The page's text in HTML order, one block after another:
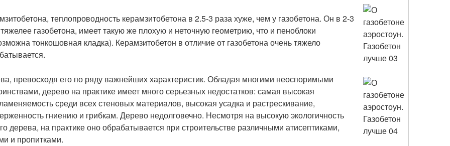
теплопроводность керамзитобетона в 2.5-3 раза хуже, чем у газобетона. Он в 2-3
газобетона, имеет такую же плохую и неточную геометрию, что и пеноблоки
тонкошовная кладка). Керамзитобетон в отличие от газобетона очень тяжело
превосходя его по ряду важнейших характеристик. Обладая многими неоспоримыми
дерево на практике имеет много серьезных недостатков: самая высокая
среди всех стеновых материалов, высокая усадка и растрескивание,
гниению и грибкам. Дерево недолговечно. Несмотря на высокую экологичность
дерева, на практике оно обрабатывается при строительстве различными атисептиками,
и пропитками.